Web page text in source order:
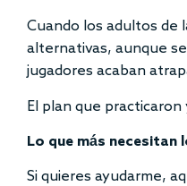
Cuando los adultos de
alternativas, aunque
jugadores acaban
El plan que
Lo que más necesitan
Si quieres ayudarme,